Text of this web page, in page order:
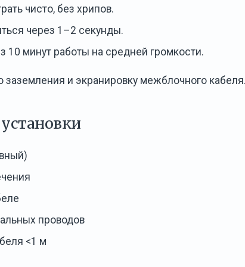
чисто, без хрипов.
через 1–2 секунды.
10 минут работы на средней громкости.
и экранировку межблочного
проводов
<1 м